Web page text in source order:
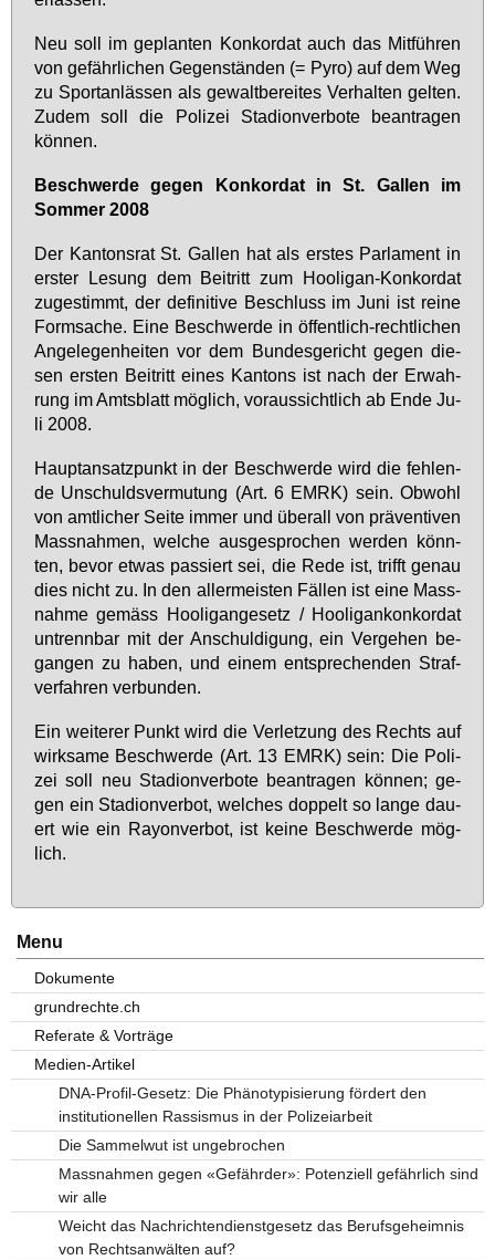
Neu soll im ge­plan­ten Kon­kor­dat auch das Mit­füh­ren
von ge­fähr­li­chen Ge­gen­stän­den (= Py­ro) auf dem Weg
zu Sport­an­läs­sen als ge­walt­be­rei­tes Ver­hal­ten gel­ten.
Zu­dem soll die Po­li­zei Sta­di­on­ver­bo­te be­an­tra­gen
kön­nen.
Be­schwer­de ge­gen Kon­kor­dat in St. Gal­len im
Som­mer 2008
Der Kan­tons­rat St. Gal­len hat als ers­tes Par­la­ment in
ers­ter Le­sung dem Bei­tritt zum Hoo­li­gan-Kon­kor­dat
zu­ge­stimmt, der de­fi­ni­ti­ve Be­schluss im Ju­ni ist rei­ne
Form­sa­che. Ei­ne Be­schwer­de in öf­fent­lich-recht­li­chen
An­ge­le­gen­hei­ten vor dem Bun­des­ge­richt ge­gen die­
sen ers­ten Bei­tritt ei­nes Kan­tons ist nach der Er­wah­
rung im Amts­blatt mög­lich, vor­aus­sicht­lich ab En­de Ju­
li 2008.
Haupt­an­satz­punkt in der Be­schwer­de wird die feh­len­
de Un­schulds­ver­mu­tung (Art. 6 EM­RK) sein. Ob­wohl
von amt­li­cher Sei­te im­mer und über­all von prä­ven­ti­ven
Mass­nah­men, wel­che aus­ge­spro­chen wer­den könn­
ten, be­vor et­was pas­siert sei, die Re­de ist, trifft ge­nau
dies nicht zu. In den al­ler­meis­ten Fäl­len ist ei­ne Mass­
nah­me ge­mäss Hoo­lig­an­ge­setz / Hoo­li­gan­kon­kor­dat
un­trenn­bar mit der An­schul­di­gung, ein Ver­ge­hen be­
gan­gen zu ha­ben, und ei­nem ent­spre­chen­den Straf­
ver­fah­ren ver­bun­den.
Ein wei­te­rer Punkt wird die Ver­let­zung des Rechts auf
wirk­sa­me Be­schwer­de (Art. 13 EM­RK) sein: Die Po­li­
zei soll neu Sta­di­on­ver­bo­te be­an­tra­gen kön­nen; ge­
gen ein Sta­di­on­ver­bot, wel­ches dop­pelt so lan­ge dau­
ert wie ein Rayon­ver­bot, ist kei­ne Be­schwer­de mög­
lich.
Menu
Dokumente
grundrechte.ch
Referate & Vorträge
Medien-Artikel
DNA-Profil-Gesetz: Die Phänotypisierung fördert den
institutionellen Rassismus in der Polizeiarbeit
Die Sammelwut ist ungebrochen
Massnahmen gegen «Gefährder»: Potenziell gefährlich sind
wir alle
Weicht das Nachrichtendienstgesetz das Berufsgeheimnis
von Rechtsanwälten auf?